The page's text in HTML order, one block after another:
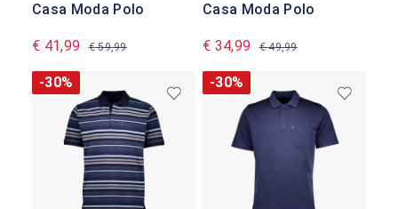
Casa Moda Polo
€ 41,99 € 59,99
Casa Moda Polo
€ 34,99 € 49,99
-30% -30%